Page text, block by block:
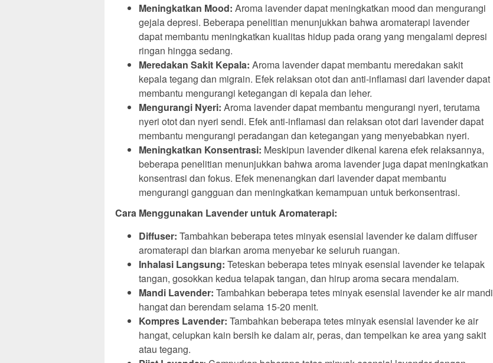
Meningkatkan Mood: Aroma lavender dapat meningkatkan mood dan mengurangi
gejala depresi. Beberapa penelitian menunjukkan bahwa aromaterapi lavender
dapat membantu meningkatkan kualitas hidup pada orang yang mengalami depresi
ringan hingga sedang.
Meredakan Sakit Kepala: Aroma lavender dapat membantu meredakan sakit
kepala tegang dan migrain. Efek relaksan otot dan anti-inflamasi dari lavender dapat
membantu mengurangi ketegangan di kepala dan leher.
Mengurangi Nyeri: Aroma lavender dapat membantu mengurangi nyeri, terutama
nyeri otot dan nyeri sendi. Efek anti-inflamasi dan relaksan otot dari lavender dapat
membantu mengurangi peradangan dan ketegangan yang menyebabkan nyeri.
Meningkatkan Konsentrasi: Meskipun lavender dikenal karena efek relaksannya,
beberapa penelitian menunjukkan bahwa aroma lavender juga dapat meningkatkan
konsentrasi dan fokus. Efek menenangkan dari lavender dapat membantu
mengurangi gangguan dan meningkatkan kemampuan untuk berkonsentrasi.
Cara Menggunakan Lavender untuk Aromaterapi:
Diffuser: Tambahkan beberapa tetes minyak esensial lavender ke dalam diffuser
aromaterapi dan biarkan aroma menyebar ke seluruh ruangan.
Inhalasi Langsung: Teteskan beberapa tetes minyak esensial lavender ke telapak
tangan, gosokkan kedua telapak tangan, dan hirup aroma secara mendalam.
Mandi Lavender: Tambahkan beberapa tetes minyak esensial lavender ke air mandi
hangat dan berendam selama 15-20 menit.
Kompres Lavender: Tambahkan beberapa tetes minyak esensial lavender ke air
hangat, celupkan kain bersih ke dalam air, peras, dan tempelkan ke area yang sakit
atau tegang.